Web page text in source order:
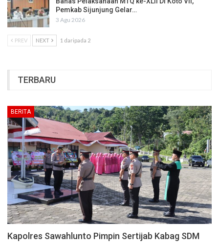
Pemkab Sijunjung Gelar…
3 Agu 2026
PREV NEXT 1 daripada 2
TERBARU
BERITA
Kapolres Sawahlunto Pimpin Sertijab Kabag SDM